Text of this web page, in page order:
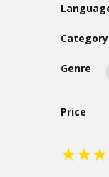
Category
Genre
Price
★★★